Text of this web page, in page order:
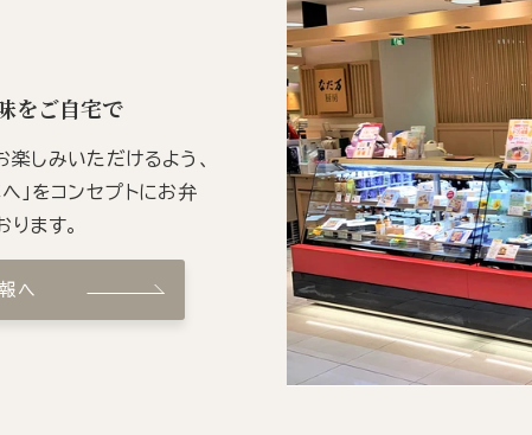
をご自宅で
しみいただけるよう、
」をコンセプトにお弁
ます。
へ